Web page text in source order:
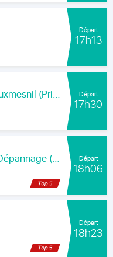
Départ
17h13
Prix Mon Contrôle Technique Rouxmesnil (Prix Jean de la Rochefoucauld) Départ
17h30
Prix Société Nouvelle Abraham Dépannage (Prix Arenice) Départ
18h06
Départ
18h23